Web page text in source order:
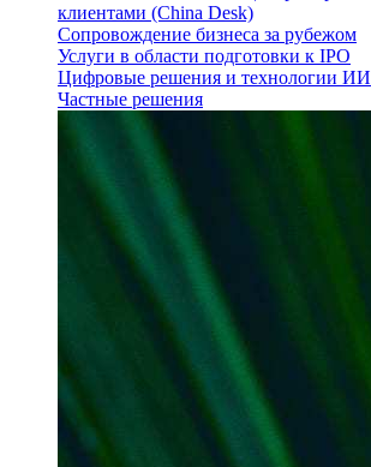
клиентами (China Desk)
Сопровождение бизнеса за рубежом
Услуги в области подготовки к IPO
Цифровые решения и технологии ИИ
Частные решения